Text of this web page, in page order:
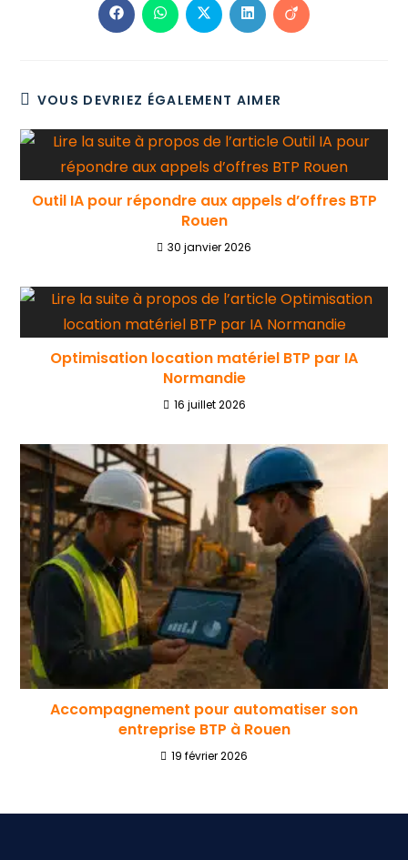
VOUS DEVRIEZ ÉGALEMENT AIMER
Outil IA pour répondre aux appels d’offres BTP
Rouen
30 janvier 2026
Optimisation location matériel BTP par IA
Normandie
16 juillet 2026
Accompagnement pour automatiser son
entreprise BTP à Rouen
19 février 2026